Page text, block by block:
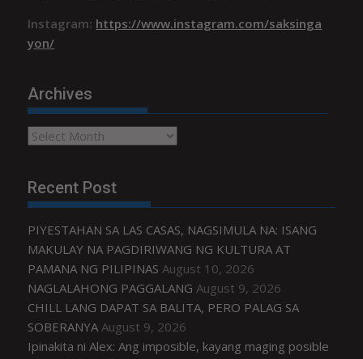
Instagram: https://www.instagram.com/saksinga
yon/
Archives
Archives
Recent Post
PIYESTAHAN SA LAS CASAS, NAGSIMULA NA: ISANG
MAKULAY NA PAGDIRIWANG NG KULTURA AT
PAMANA NG PILIPINAS August 10, 2026
NAGLALAHONG PAGGALANG August 9, 2026
CHILL LANG DAPAT SA BALITA, PERO PALAG SA
SOBERANYA August 9, 2026
Ipinakita ni Alex: Ang imposible, kayang maging posible